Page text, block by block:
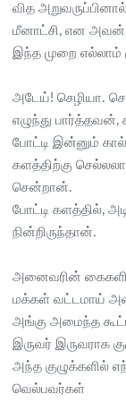
வித
மீனாட்சி, என
இந்த முறை எல்லாம்
அடேய்! செழியா.
எழுந்து
போட்டி இன்னும்
களத்திற்கு
சென்றான்.
போட்டி களத்தில்,
நின்றிருந்தான்.
அனைவரின்
மக்கள் வட்டமாய்
அங்கு அமைந்த
இருவர் இருவராக
அந்த குழுக்களில்
வெல்பவர்கள்